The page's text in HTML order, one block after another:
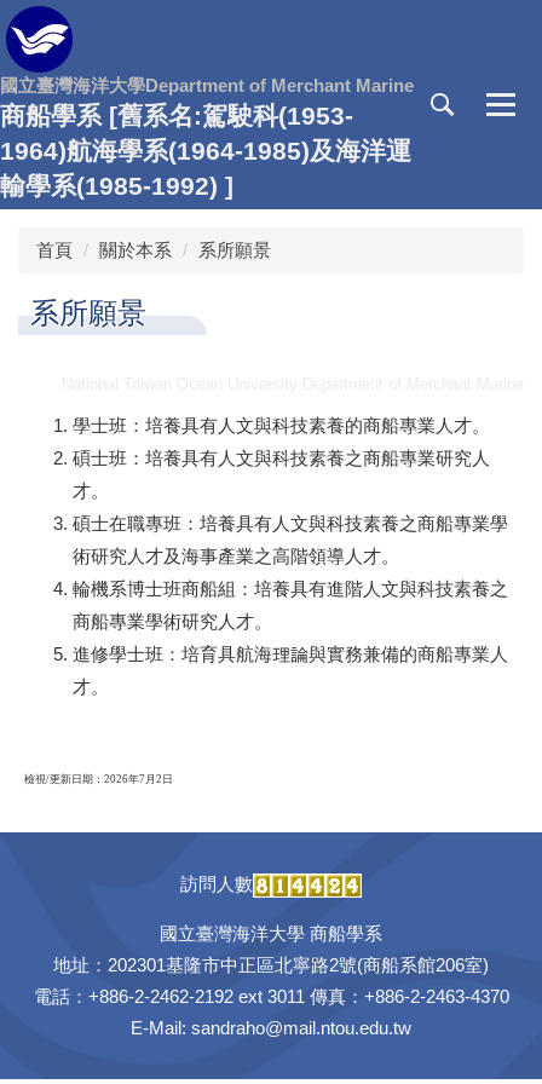
跳
到
主
要
內
容
區
國立臺灣海洋大學Department of Merchant Marine
商船學系 [舊系名:駕駛科(1953-
1964)航海學系(1964-1985)及海洋運
輸學系(1985-1992) ]
首頁 關於本系 系所願景
系所願景
學士班：培養具有人文與科技素養的商船專業人才。
碩士班：培養具有人文與科技素養之商船專業研究人
才。
碩士在職專班：培養具有人文與科技素養之商船專業學
術研究人才及海事產業之高階領導人才。
輪機系博士班商船組：培養具有進階人文與科技素養之
商船專業學術研究人才。
進修學士班：培育具航海理論與實務兼備的商船專業人
才。
檢視/更新日期：2026年7月2日
訪問人數
國立臺灣海洋大學 商船學系
地址：202301基隆市中正區北寧路2號(商船系館206室)
電話：+886-2-2462-2192 ext 3011 傳真：+886-2-2463-4370
E-Mail: sandraho@mail.ntou.edu.tw